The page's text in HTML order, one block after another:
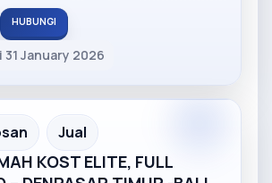
HUBUNGI
31 January 2026
Jual
KOST ELITE, FULL